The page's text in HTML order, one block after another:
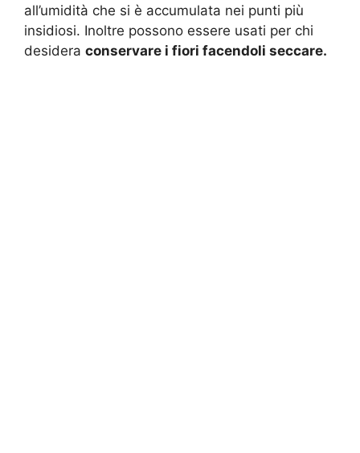
all’umidità che si è accumulata nei punti più
insidiosi. Inoltre possono essere usati per chi
desidera conservare i fiori facendoli seccare.